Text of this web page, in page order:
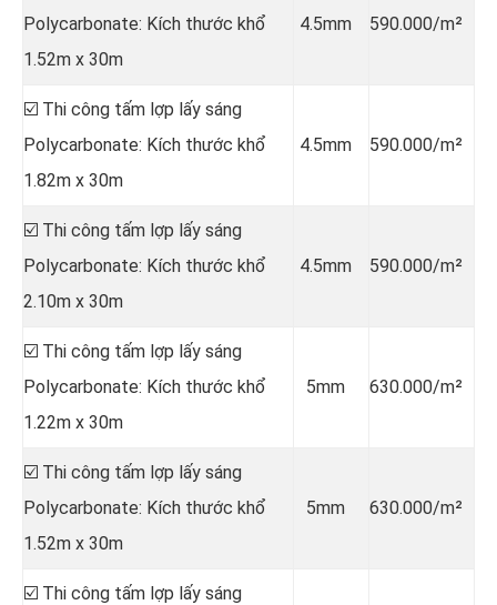
Polycarbonate: Kích thước khổ
1.52m x 30m
4.5mm 590.000/m²
☑️ Thi công tấm lợp lấy sáng
Polycarbonate: Kích thước khổ
1.82m x 30m
4.5mm 590.000/m²
☑️ Thi công tấm lợp lấy sáng
Polycarbonate: Kích thước khổ
2.10m x 30m
4.5mm 590.000/m²
☑️ Thi công tấm lợp lấy sáng
Polycarbonate: Kích thước khổ
1.22m x 30m
5mm 630.000/m²
☑️ Thi công tấm lợp lấy sáng
Polycarbonate: Kích thước khổ
1.52m x 30m
5mm 630.000/m²
☑️ Thi công tấm lợp lấy sáng